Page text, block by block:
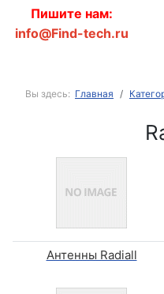
Пишите нам:
info@Find-tech.ru
Вы здесь: Главная
Антенны Radiall